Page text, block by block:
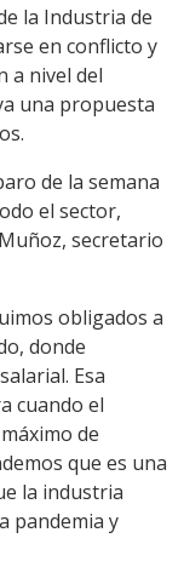
la Industria de
en conflicto y
a nivel del
una propuesta
de la semana
el sector,
secretario
obligados a
donde
Esa
cuando el
de
que es una
la industria
pandemia y